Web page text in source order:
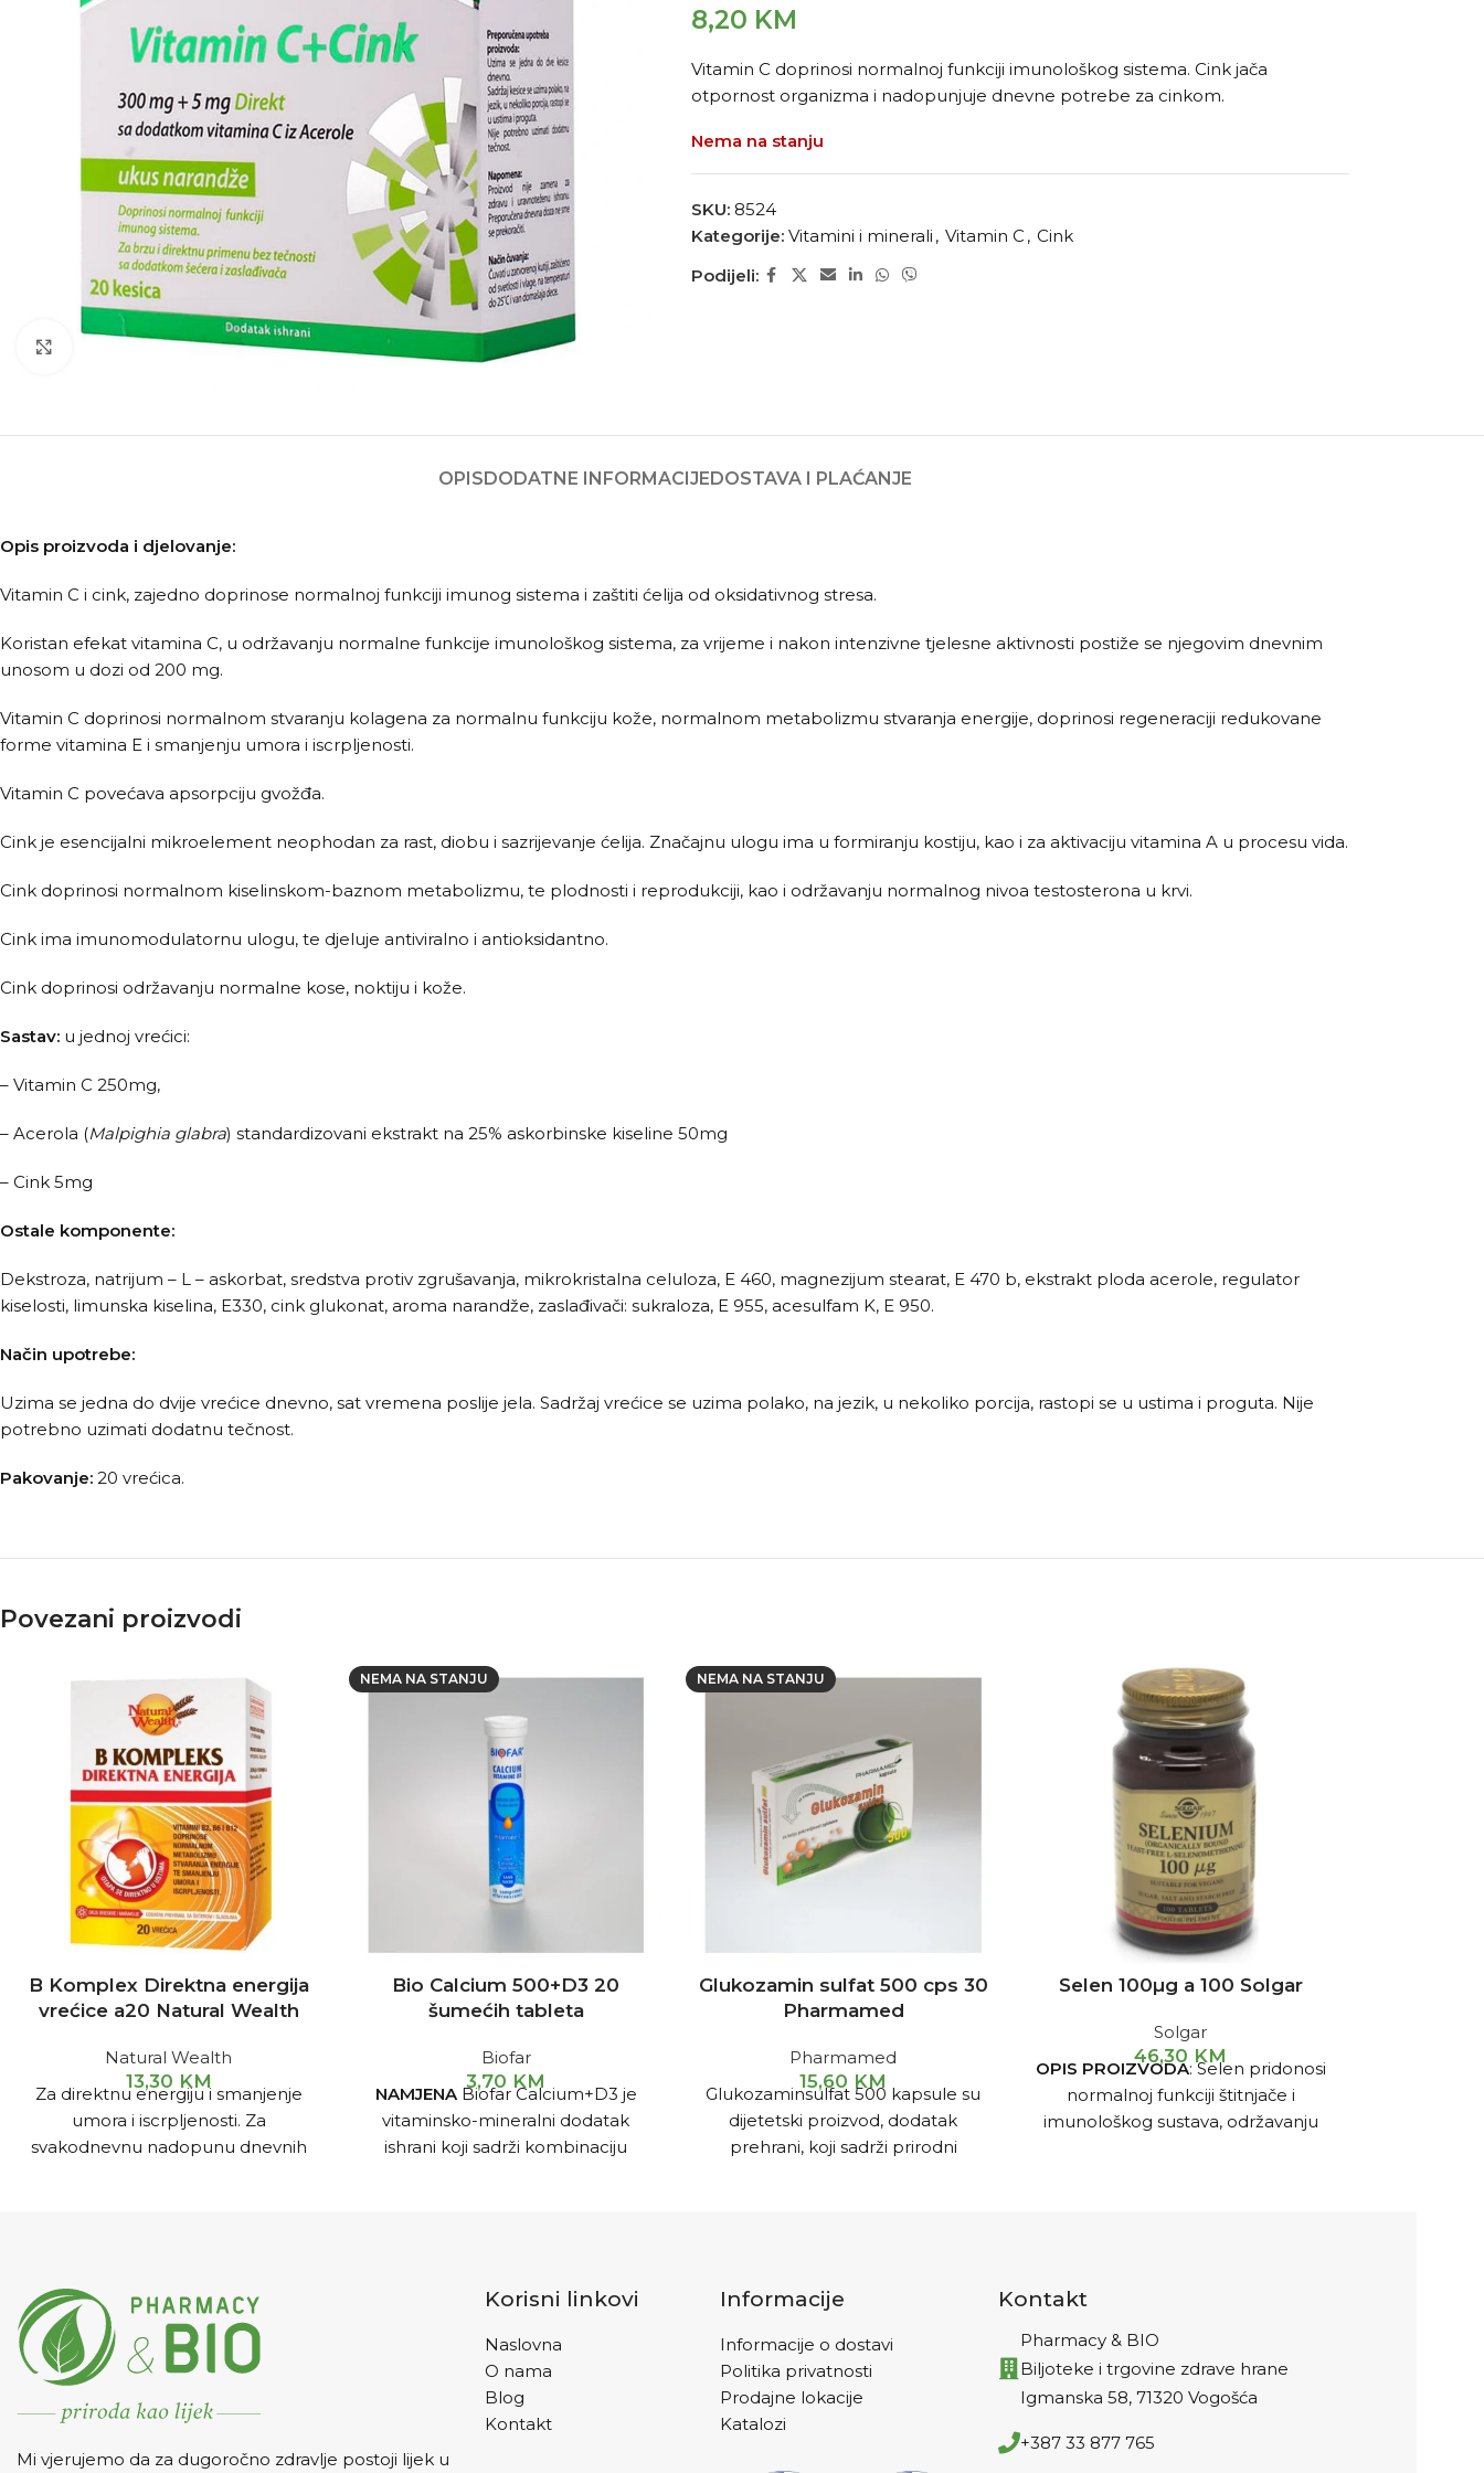
Kliknite za povećanje
8,20 KM
Vitamin C doprinosi normalnoj funkciji imunološkog sistema. Cink jača
otpornost organizma i nadopunjuje dnevne potrebe za cinkom.
Nema na stanju
SKU: 8524
Kategorije: Vitamini i minerali , Vitamin C , Cink
Podijeli:
OPISDODATNE INFORMACIJEDOSTAVA I PLAĆANJE
Opis proizvoda i djelovanje:
Vitamin C i cink, zajedno doprinose normalnoj funkciji imunog sistema i zaštiti ćelija od oksidativnog stresa.
Koristan efekat vitamina C, u održavanju normalne funkcije imunološkog sistema, za vrijeme i nakon intenzivne tjelesne aktivnosti postiže se njegovim dnevnim
unosom u dozi od 200 mg.
Vitamin C doprinosi normalnom stvaranju kolagena za normalnu funkciju kože, normalnom metabolizmu stvaranja energije, doprinosi regeneraciji redukovane
forme vitamina E i smanjenju umora i iscrpljenosti.
Vitamin C povećava apsorpciju gvožđa.
Cink je esencijalni mikroelement neophodan za rast, diobu i sazrijevanje ćelija. Značajnu ulogu ima u formiranju kostiju, kao i za aktivaciju vitamina A u procesu vida.
Cink doprinosi normalnom kiselinskom-baznom metabolizmu, te plodnosti i reprodukciji, kao i održavanju normalnog nivoa testosterona u krvi.
Cink ima imunomodulatornu ulogu, te djeluje antiviralno i antioksidantno.
Cink doprinosi održavanju normalne kose, noktiju i kože.
Sastav: u jednoj vrećici:
– Vitamin C 250mg,
– Acerola (Malpighia glabra) standardizovani ekstrakt na 25% askorbinske kiseline 50mg
– Cink 5mg
Ostale komponente:
Dekstroza, natrijum – L – askorbat, sredstva protiv zgrušavanja, mikrokristalna celuloza, E 460, magnezijum stearat, E 470 b, ekstrakt ploda acerole, regulator
kiselosti, limunska kiselina, E330, cink glukonat, aroma narandže, zaslađivači: sukraloza, E 955, acesulfam K, E 950.
Način upotrebe:
Uzima se jedna do dvije vrećice dnevno, sat vremena poslije jela. Sadržaj vrećice se uzima polako, na jezik, u nekoliko porcija, rastopi se u ustima i proguta. Nije
potrebno uzimati dodatnu tečnost.
Pakovanje: 20 vrećica.
Povezani proizvodi
B Komplex Direktna energija
vrećice a20 Natural Wealth
Natural Wealth
13,30 KM
Za direktnu energiju i smanjenje
umora i iscrpljenosti. Za
svakodnevnu nadopunu dnevnih
NEMA NA STANJU
Bio Calcium 500+D3 20
šumećih tableta
Biofar
3,70 KM
NAMJENABiofar Calcium+D3 je
vitaminsko-mineralni dodatak
ishrani koji sadrži kombinaciju
otpornijim na frakture (lomove).
sportiste, kao dio prevencije
PRIMJENE
NEMA NA STANJU
Glukozamin sulfat 500 cps 30
Pharmamed
Pharmamed
15,60 KM
Glukozaminsulfat 500 kapsule su
dijetetski proizvod, dodatak
prehrani, koji sadrži prirodni
Selen 100µg a 100 Solgar
Solgar
46,30 KM
OPIS PROIZVODA: Selen pridonosi
normalnoj funkciji štitnjače i
imunološkog sustava, održavanju
Proizvod ne sadrži kukuruz, kvasac,
pšenicu niti mliječne sastojke te je
formuliran bez upotrebe
konzervansa, umjetnih aroma ili
Bez šećera, soli i škroba.
Mi vjerujemo da za dugoročno zdravlje postoji lijek u
Korisni linkovi
Naslovna
O nama
Blog
Kontakt
Informacije
Informacije o dostavi
Politika privatnosti
Prodajne lokacije
Katalozi
Kontakt
Pharmacy & BIO
Biljoteke i trgovine zdrave hrane
Igmanska 58, 71320 Vogošća
+387 33 877 765